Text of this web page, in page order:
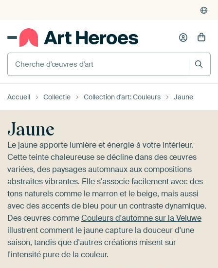
375'000+ murs vides remplis
Cherche d'œuvres d'art
Accueil Collectie Collection d'art: Couleurs Jaune
Jaune
Le jaune apporte lumière et énergie à votre intérieur.
Cette teinte chaleureuse se décline dans des œuvres
variées, des paysages automnaux aux compositions
abstraites vibrantes. Elle s'associe facilement avec des
tons naturels comme le marron et le beige, mais aussi
avec des accents de bleu pour un contraste dynamique.
Des œuvres commeCouleurs d'automne sur la Veluwe
illustrent comment le jaune capture la douceur d'une
saison, tandis que d'autres créations misent sur
l'intensité pure de la couleur.